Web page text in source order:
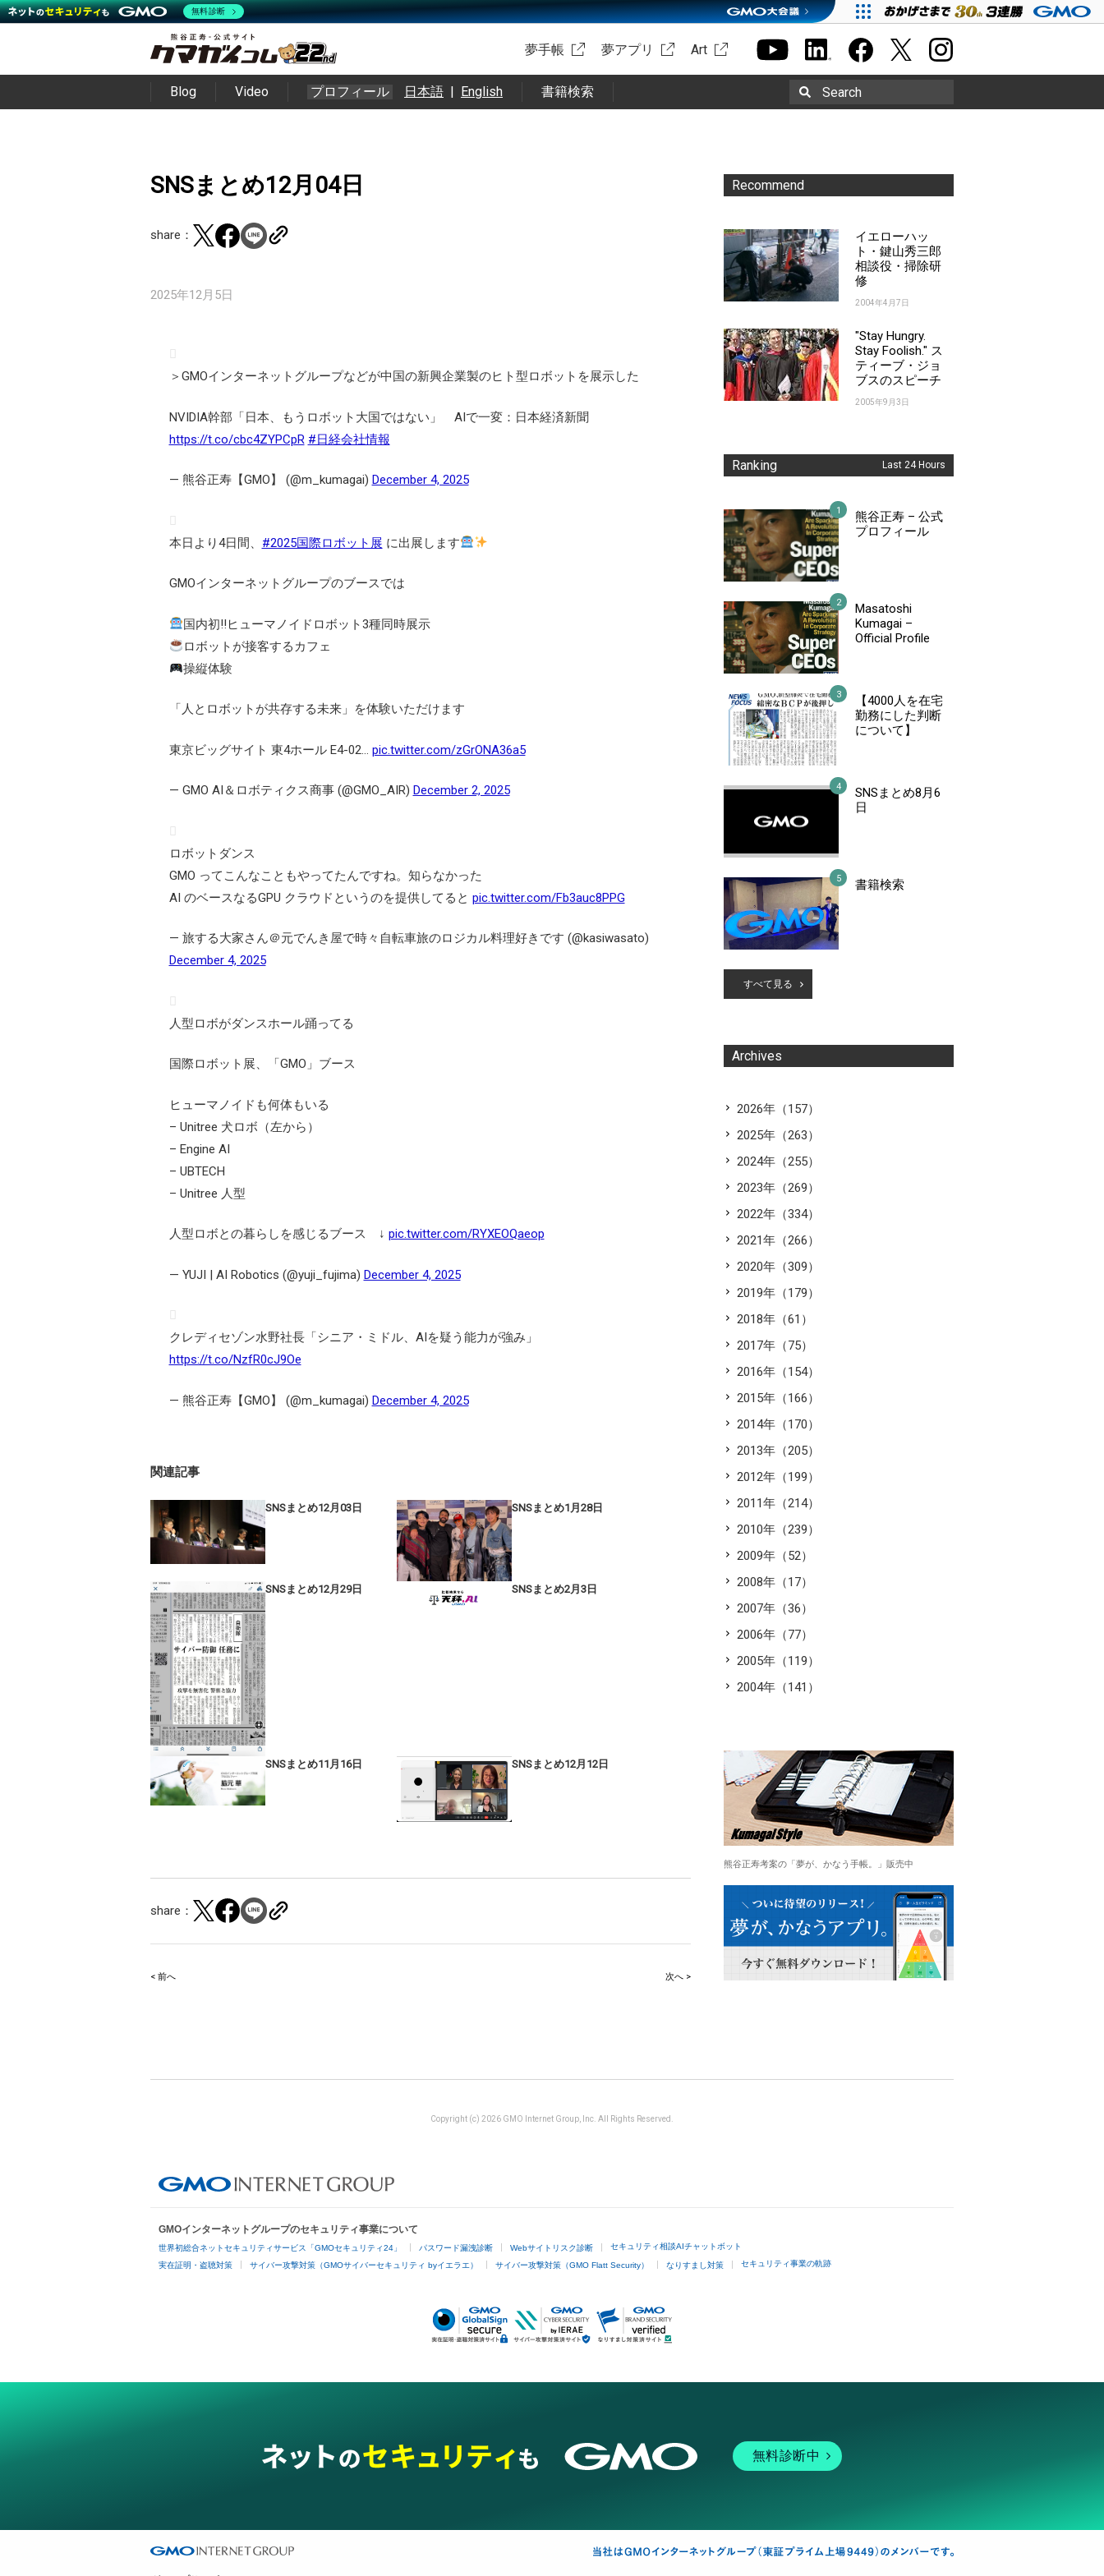
夢手帳 夢アプリ Art
Blog Video プロフィール 日本語 | English 書籍検索 Search
SNSまとめ12月04日
share：
2025年12月5日
＞GMOインターネットグループなどが中国の新興企業製のヒト型ロボットを展示した
NVIDIA幹部「日本、もうロボット大国ではない」 AIで一変：日本経済新聞
https://t.co/cbc4ZYPCpR #日経会社情報
— 熊谷正寿【GMO】 (@m_kumagai) December 4, 2025
本日より4日間、 #2025国際ロボット展 に出展します
GMOインターネットグループのブースでは
国内初‼ヒューマノイドロボット3種同時展示
ロボットが接客するカフェ
操縦体験
「人とロボットが共存する未来」を体験いただけます
東京ビッグサイト 東4ホール E4-02… pic.twitter.com/zGrONA36a5
— GMO AI＆ロボティクス商事 (@GMO_AIR) December 2, 2025
ロボットダンス
GMO ってこんなこともやってたんですね。知らなかった
AI のベースなるGPU クラウドというのを提供してると pic.twitter.com/Fb3auc8PPG
— 旅する大家さん＠元でんき屋で時々自転車旅のロジカル料理好きです (@kasiwasato)
December 4, 2025
人型ロボがダンスホール踊ってる
国際ロボット展、「GMO」ブース
ヒューマノイドも何体もいる
– Unitree 犬ロボ（左から）
– Engine AI
– UBTECH
– Unitree 人型
人型ロボとの暮らしを感じるブース ↓ pic.twitter.com/RYXEOQaeop
— YUJI | AI Robotics (@yuji_fujima) December 4, 2025
クレディセゾン水野社長「シニア・ミドル、AIを疑う能力が強み」
https://t.co/NzfR0cJ9Oe
— 熊谷正寿【GMO】 (@m_kumagai) December 4, 2025
関連記事
SNSまとめ12月03日 SNSまとめ1月28日
SNSまとめ12月29日 SNSまとめ2月3日
SNSまとめ11月16日 SNSまとめ12月12日
share：
Post
< 前へ 次へ >
Recommend
イエローハッ
ト・鍵山秀三郎
相談役・掃除研
修
2004年4月7日
"Stay Hungry.
Stay Foolish." ス
ティーブ・ジョ
ブスのスピーチ
2005年9月3日
Ranking Last 24 Hours
熊谷正寿 – 公式
プロフィール
Masatoshi
Kumagai –
Official Profile
【4000人を在宅
勤務にした判断
について】
SNSまとめ8月6
日
書籍検索
すべて見る
Archives
2026年（157）
2025年（263）
2024年（255）
2023年（269）
2022年（334）
2021年（266）
2020年（309）
2019年（179）
2018年（61）
2017年（75）
2016年（154）
2015年（166）
2014年（170）
2013年（205）
2012年（199）
2011年（214）
2010年（239）
2009年（52）
2008年（17）
2007年（36）
2006年（77）
2005年（119）
2004年（141）
熊谷正寿考案の「夢が、かなう手帳。」販売中
Copyright (c) 2026 GMO Internet Group, Inc. All Rights Reserved.
GMOインターネットグループのセキュリティ事業について
世界初総合ネットセキュリティサービス「GMOセキュリティ24」 パスワード漏洩診断 Webサイトリスク診断 セキュリティ相談AIチャットボット
実在証明・盗聴対策 サイバー攻撃対策（GMOサイバーセキュリティ byイエラエ） サイバー攻撃対策（GMO Flatt Security） なりすまし対策 セキュリティ事業の軌跡
無料診断中
無料診断